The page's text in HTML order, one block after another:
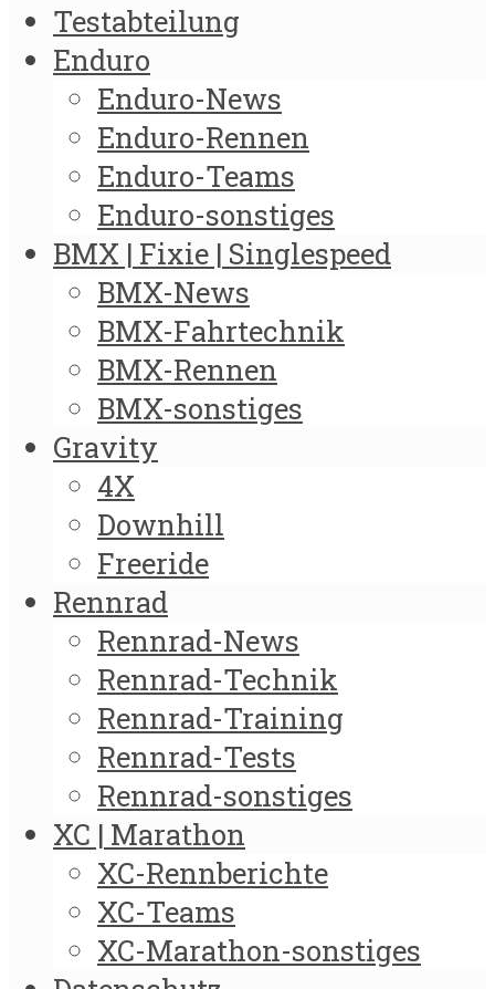
Testabteilung
Enduro
Enduro-News
Enduro-Rennen
Enduro-Teams
Enduro-sonstiges
BMX | Fixie | Singlespeed
BMX-News
BMX-Fahrtechnik
BMX-Rennen
BMX-sonstiges
Gravity
4X
Downhill
Freeride
Rennrad
Rennrad-News
Rennrad-Technik
Rennrad-Training
Rennrad-Tests
Rennrad-sonstiges
XC | Marathon
XC-Rennberichte
XC-Teams
XC-Marathon-sonstiges